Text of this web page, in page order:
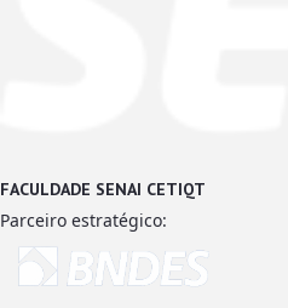
FACULDADE SENAI CETIQT
Parceiro estratégico: